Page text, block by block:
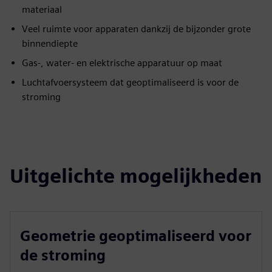
materiaal
Veel ruimte voor apparaten dankzij de bijzonder grote
binnendiepte
Gas-, water- en elektrische apparatuur op maat
Luchtafvoersysteem dat geoptimaliseerd is voor de
stroming
Uitgelichte mogelijkheden
Geometrie geoptimaliseerd voor
de stroming